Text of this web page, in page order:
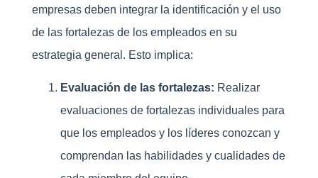
empresas deben integrar la identificación y el uso
de las fortalezas de los empleados en su
estrategia general. Esto implica:
Evaluación de las fortalezas: Realizar
evaluaciones de fortalezas individuales para
que los empleados y los líderes conozcan y
comprendan las habilidades y cualidades de